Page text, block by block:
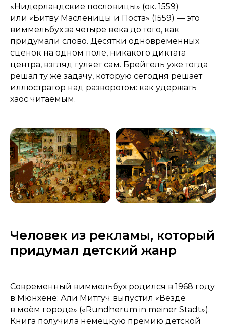
«Нидерландские пословицы» (ок. 1559)
или «Битву Масленицы и Поста» (1559) — это
виммельбух за четыре века до того, как
придумали слово. Десятки одновременных
сценок на одном поле, никакого диктата
центра, взгляд гуляет сам. Брейгель уже тогда
решал ту же задачу, которую сегодня решает
иллюстратор над разворотом: как удержать
хаос читаемым.
Человек из рекламы, который
придумал детский жанр
Современный виммельбух родился в 1968 году
в Мюнхене: Али Митгуч выпустил «Везде
в моём городе» («Rundherum in meiner Stadt»).
Книга получила немецкую премию детской